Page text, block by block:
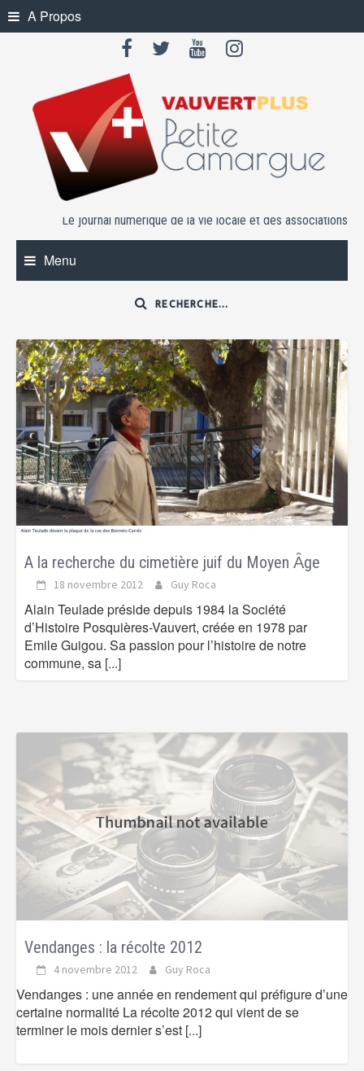
Skip
to
A Propos
Le journal numérique de la vie locale et des associations
Menu
A la recherche du cimetière juif du Moyen Ȃge
18 novembre 2012 Guy Roca
Alain Teulade préside depuis 1984 la Société
d’Histoire Posquières-Vauvert, créée en 1978 par
Emile Guigou. Sa passion pour l’histoire de notre
commune, sa [...]
Vendanges : la récolte 2012
4 novembre 2012 Guy Roca
Vendanges : une année en rendement qui préfigure d’une
certaine normalité La récolte 2012 qui vient de se
terminer le mois dernier s’est [...]